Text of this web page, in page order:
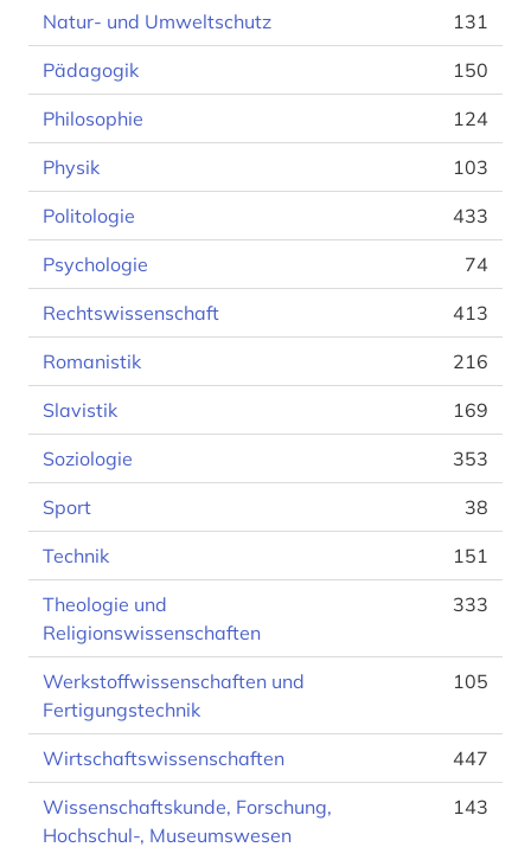
Natur- und Umweltschutz 131
Pädagogik 150
Philosophie 124
Physik 103
Politologie 433
Psychologie 74
Rechtswissenschaft 413
Romanistik 216
Slavistik 169
Soziologie 353
Sport 38
Technik 151
Theologie und
Religionswissenschaften
333
Werkstoffwissenschaften und
Fertigungstechnik
105
Wirtschaftswissenschaften 447
Wissenschaftskunde, Forschung,
Hochschul-, Museumswesen
143